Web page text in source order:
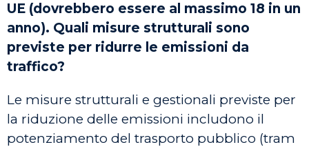
UE (dovrebbero essere al massimo 18 in un
anno). Quali misure strutturali sono
previste per ridurre le emissioni da
traffico?
Le misure strutturali e gestionali previste per
la riduzione delle emissioni includono il
potenziamento del trasporto pubblico (tram